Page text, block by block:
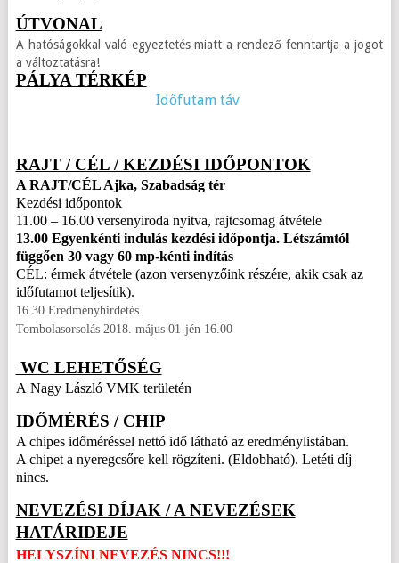
ÚTVONAL
A hatóságokkal való egyeztetés miatt a rendező fenntartja a jogot
a változtatásra!
PÁLYA TÉRKÉP
Időfutam táv
RAJT / CÉL / KEZDÉSI IDŐPONTOK
A RAJT/CÉL Ajka, Szabadság tér
Kezdési időpontok
11.00 – 16.00 versenyiroda nyitva, rajtcsomag átvétele
13.00 Egyenkénti indulás kezdési időpontja. Létszámtól
függően 30 vagy 60 mp-kénti indítás
CÉL: érmek átvétele (azon versenyzőink részére, akik csak az
időfutamot teljesítik).
16.30 Eredményhirdetés
Tombolasorsolás 2018. május 01-jén 16.00
WC LEHETŐSÉG
A Nagy László VMK területén
IDŐMÉRÉS / CHIP
A chipes időméréssel nettó idő látható az eredménylistában.
A chipet a nyeregcsőre kell rögzíteni. (Eldobható). Letéti díj
nincs.
NEVEZÉSI DÍJAK / A NEVEZÉSEK
HATÁRIDEJE
HELYSZÍNI NEVEZÉS NINCS!!!